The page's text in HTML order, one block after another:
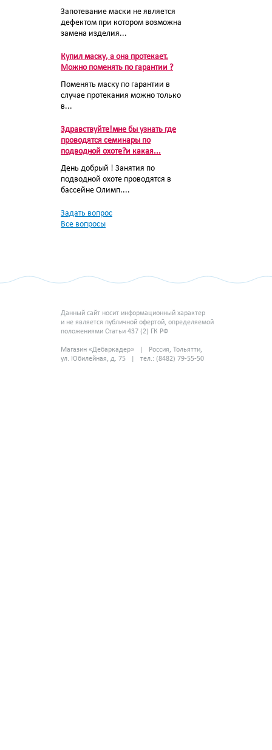
Запотевание маски не является
дефектом при котором возможна
замена изделия...
Купил маску, а она протекает.
Можно поменять по гарантии ?
Поменять маску по гарантии в
случае протекания можно только
в...
Здравствуйте!мне бы узнать где
проводятся семинары по
подводной охоте?и какая...
День добрый ! Занятия по
подводной охоте проводятся в
бассейне Олимп....
Задать вопрос
Все вопросы
Данный сайт носит информационный характер
и не является публичной офертой, определяемой
положениями Статьи 437 (2) ГК РФ
Магазин «Дебаркадер» | Россия, Тольятти,
ул. Юбилейная, д. 75 | тел.: (8482) 79-55-50